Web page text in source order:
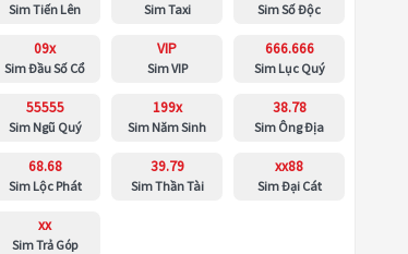
Sim Tiến Lên Sim Taxi Sim Số Độc
09x
Sim Đầu Số Cổ
VIP
Sim VIP
666.666
Sim Lục Quý
55555
Sim Ngũ Quý
199x
Sim Năm Sinh
38.78
Sim Ông Địa
68.68
Sim Lộc Phát
39.79
Sim Thần Tài
xx88
Sim Đại Cát
xx
Sim Trả Góp